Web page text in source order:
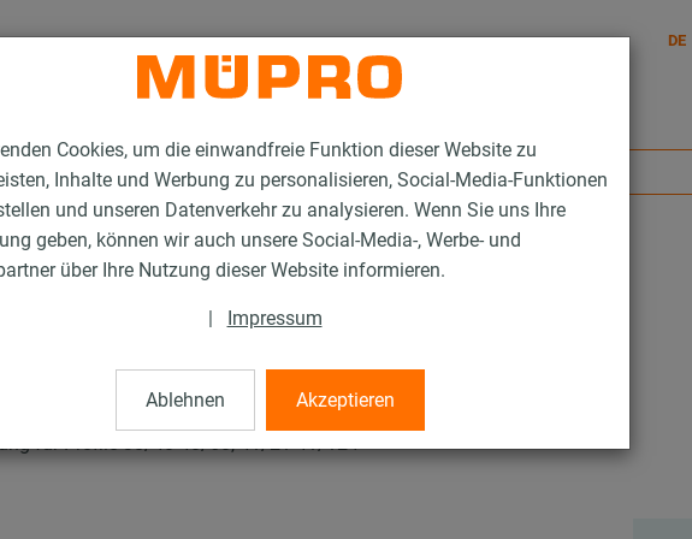
Cookies, um die einwandfreie Funktion dieser Website zu
Inhalte und Werbung zu personalisieren, Social-Media-Funktionen
und unseren Datenverkehr zu analysieren. Wenn Sie uns Ihre
geben, können wir auch unsere Social-Media-, Werbe- und
über Ihre Nutzung dieser Website informieren.
| Impressum
Ablehnen Akzeptieren
DE
für die Lüftungsbefestigung Schienenverbinder
für Profile 38/40-40/60, 41/21-41/124